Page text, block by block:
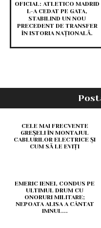
OFICIAL: ATLETICO MADRID
L-A CEDAT PE GATA,
STABILIND UN NOU
PRECEDENT DE TRANSFER
ÎN ISTORIA NAȚIONALĂ.
CELE MAI FRECVENTE
GREȘELI ÎN MONTAJUL
CABLURILOR ELECTRICE ȘI
CUM SĂ LE EVIȚI
EMERIC IENEI, CONDUS PE
ULTIMUL DRUM CU
ONORURI MILITARE;
NEPOATA ALISA A CÂNTAT
IMNUL...